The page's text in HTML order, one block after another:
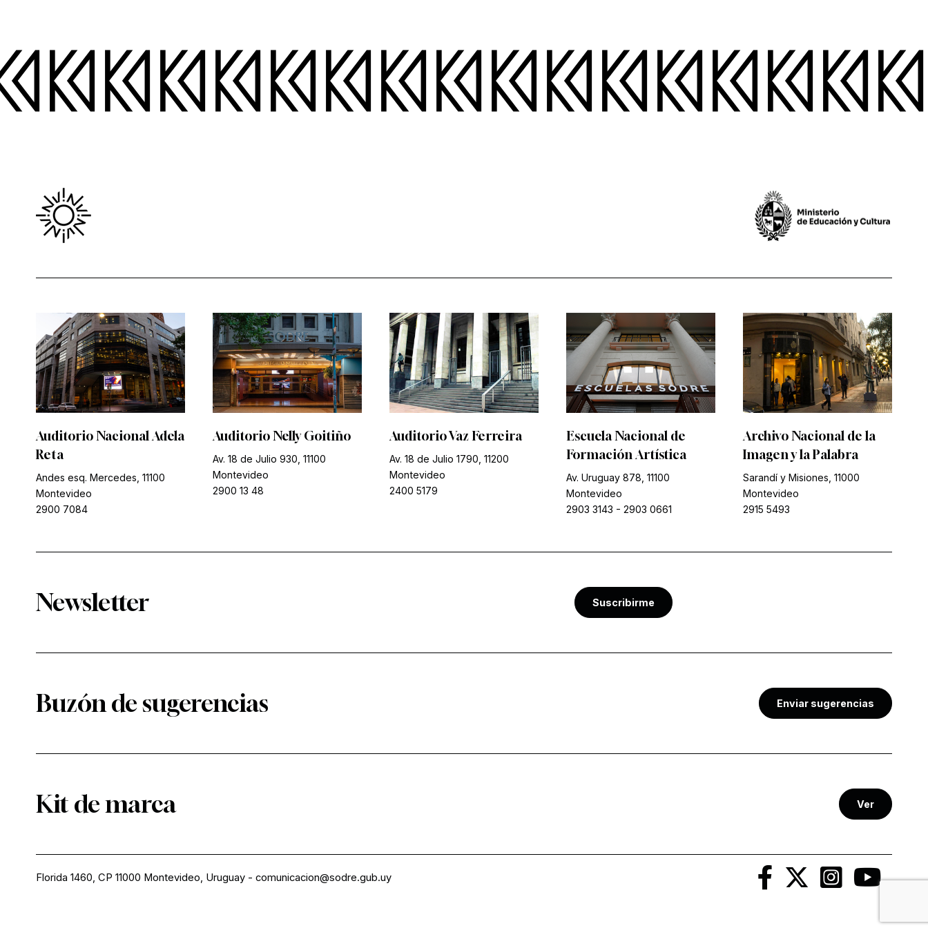
Auditorio Nacional Adela
Reta
Andes esq. Mercedes, 11100
Montevideo
2900 7084
Auditorio Nelly Goitiño
Av. 18 de Julio 930, 11100
Montevideo
2900 13 48
Auditorio Vaz Ferreira
Av. 18 de Julio 1790, 11200
Montevideo
2400 5179
Escuela Nacional de
Formación Artística
Av. Uruguay 878, 11100
Montevideo
2903 3143 - 2903 0661
Archivo Nacional de la
Imagen y la Palabra
Sarandí y Misiones, 11000
Montevideo
2915 5493
Newsletter Suscribirme
Buzón de sugerencias Enviar sugerencias
Kit de marca Ver
Florida 1460, CP 11000 Montevideo, Uruguay - comunicacion@sodre.gub.uy